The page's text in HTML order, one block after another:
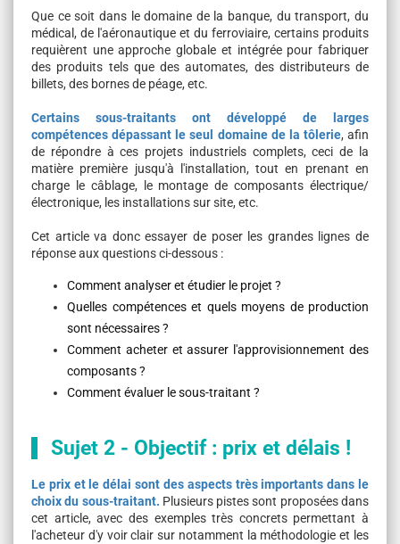
Que ce soit dans le domaine de la banque, du transport, du
médical, de l'aéronautique et du ferroviaire, certains produits
requièrent une approche globale et intégrée pour fabriquer
des produits tels que des automates, des distributeurs de
billets, des bornes de péage, etc.
Certains sous-traitants ont développé de larges
compétences dépassant le seul domaine de la tôlerie, afin
de répondre à ces projets industriels complets, ceci de la
matière première jusqu'à l'installation, tout en prenant en
charge le câblage, le montage de composants électrique/
électronique, les installations sur site, etc.
Cet article va donc essayer de poser les grandes lignes de
réponse aux questions ci-dessous :
Comment analyser et étudier le projet ?
Quelles compétences et quels moyens de production
sont nécessaires ?
Comment acheter et assurer l'approvisionnement des
composants ?
Comment évaluer le sous-traitant ?
Sujet 2 - Objectif : prix et délais !
Le prix et le délai sont des aspects très importants dans le
choix du sous-traitant. Plusieurs pistes sont proposées dans
cet article, avec des exemples très concrets permettant à
l'acheteur d'y voir clair sur notamment la méthodologie et les